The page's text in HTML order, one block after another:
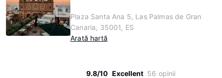
Plaza Santa Ana 5, Las Palmas de Gran
Canaria, 35001, ES
Arată hartă
9.8/10 Excellent 56 opinii